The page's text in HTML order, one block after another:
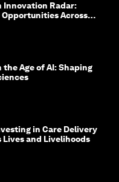
Innovation Radar:
Opportunities Across
Age of AI: Shaping
in Care Delivery
Lives and Livelihoods